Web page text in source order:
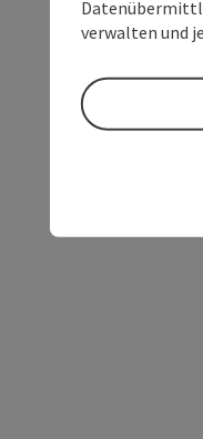
verwalten und